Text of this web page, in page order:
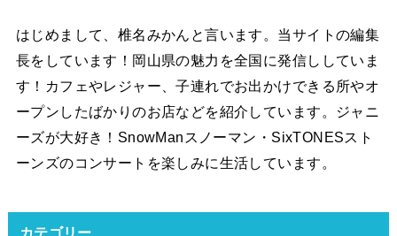
はじめまして、椎名みかんと言います。当サイトの編集
長をしています！岡山県の魅力を全国に発信ししていま
す！カフェやレジャー、子連れでお出かけできる所やオ
ープンしたばかりのお店などを紹介しています。ジャニ
ーズが大好き！SnowManスノーマン・SixTONESスト
ーンズのコンサートを楽しみに生活しています。
カテゴリー